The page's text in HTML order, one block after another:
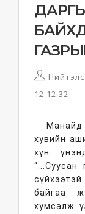
12:12:32
хувийн
хүн
“...Суусан
байгаа
хумсалж